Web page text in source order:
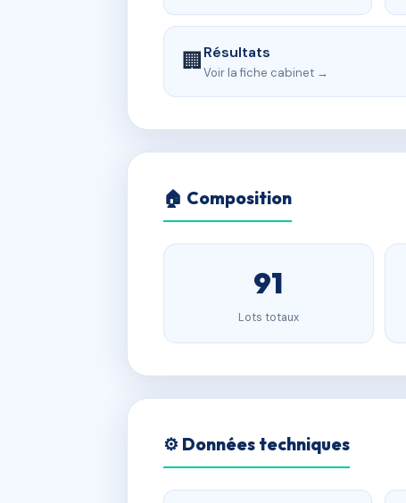
🏢Résultats
Voir la fiche cabinet →
🏠 Composition
91
Lots totaux
⚙️ Données techniques